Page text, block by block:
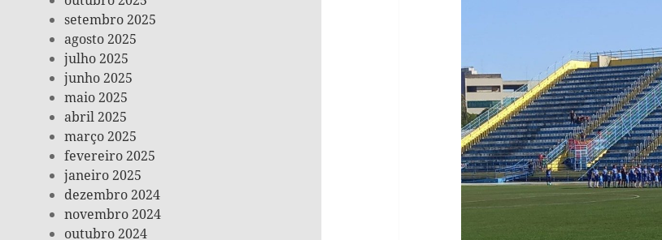
setembro 2025
agosto 2025
julho 2025
junho 2025
maio 2025
abril 2025
março 2025
fevereiro 2025
janeiro 2025
dezembro 2024
novembro 2024
outubro 2024